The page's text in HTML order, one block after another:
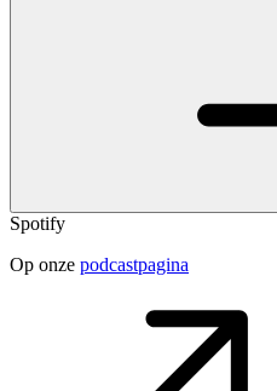
Spotify
Op onze podcastpagina